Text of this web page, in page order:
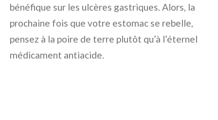
bénéfique sur les ulcères gastriques. Alors, la
prochaine fois que votre estomac se rebelle,
pensez à la poire de terre plutôt qu’à l’éternel
médicament antiacide.